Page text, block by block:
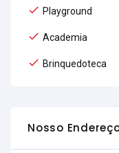
Playground
Academia
Brinquedoteca
Nosso